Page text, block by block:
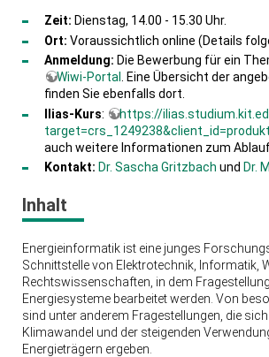
Zeit: Dienstag, 14.00 - 15.30 Uhr.
Ort: Voraussichtlich online (Details
Anmeldung: Die Bewerbung für ein
Wiwi-Portal. Eine Übersicht der
finden Sie ebenfalls dort.
Ilias-Kurs:
https://
auch weitere Informationen zum
Kontakt: Dr. Sascha Gritzbach und Dr.
Inhalt
Energieinformatik ist eine junges
Schnittstelle von Elektrotechnik, Informatik,
Rechtswissenschaften, in dem
Energiesysteme bearbeitet werden. Von
sind unter anderem Fragestellungen, die
Klimawandel und der steigenden
Energieträgern ergeben.